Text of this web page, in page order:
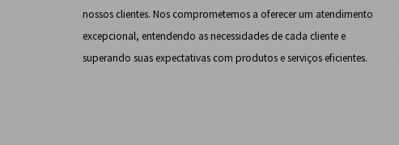
nossos clientes. Nos comprometemos a oferecer um atendimento
excepcional, entendendo as necessidades de cada cliente e
superando suas expectativas com produtos e serviços eficientes.